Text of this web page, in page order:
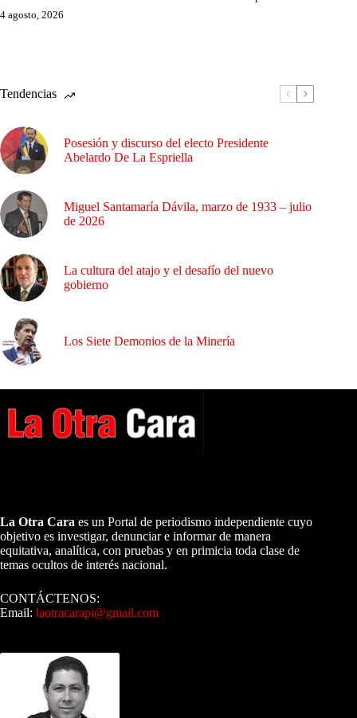
4 agosto, 2026
Tendencias
Posesión y discurso del electo Presidente
Abelardo De La Espriella
Miguel Santamaría Dávila, marzo de 1933 – julio
de 2026
La cultura del atajo y el desafío del nuevo
gobierno
Los Siete Demonios de la Minería
La Otra Cara es un Portal de periodismo independiente cuyo
objetivo es investigar, denunciar e informar de manera
equitativa, analítica, con pruebas y en primicia toda clase de
temas ocultos de interés nacional.
CONTÁCTENOS:
Email: laotracarapi@gmail.com